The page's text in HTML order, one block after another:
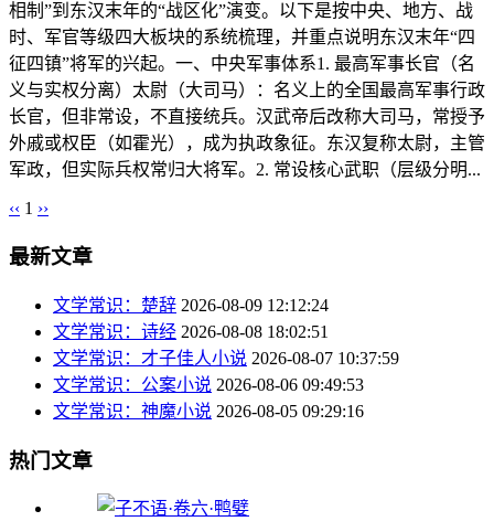
相制”到东汉末年的“战区化”演变。以下是按中央、地方、战
时、军官等级四大板块的系统梳理，并重点说明东汉末年“四
征四镇”将军的兴起。一、中央军事体系1. 最高军事长官（名
义与实权分离）太尉（大司马）：名义上的全国最高军事行政
长官，但非常设，不直接统兵。汉武帝后改称大司马，常授予
外戚或权臣（如霍光），成为执政象征。东汉复称太尉，主管
军政，但实际兵权常归大将军。2. 常设核心武职（层级分明...
‹‹ 1 ››
最新文章
文学常识：楚辞 2026-08-09 12:12:24
文学常识：诗经 2026-08-08 18:02:51
文学常识：才子佳人小说 2026-08-07 10:37:59
文学常识：公案小说 2026-08-06 09:49:53
文学常识：神魔小说 2026-08-05 09:29:16
热门文章